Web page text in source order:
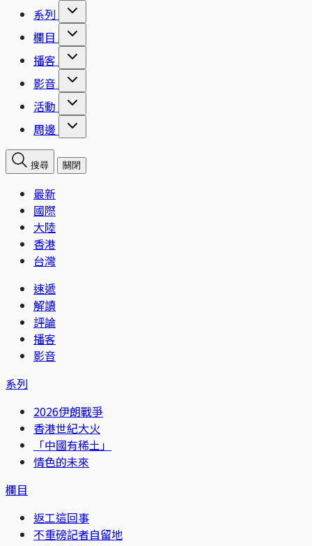
系列
欄目
播客
影音
活動
周邊
搜尋 關閉
最新
國際
大陸
香港
台灣
速遞
解讀
評論
播客
影音
系列
2026伊朗戰爭
香港世紀大火
「中國有稀土」
情色的未來
欄目
返工這回事
不重磅記者自留地